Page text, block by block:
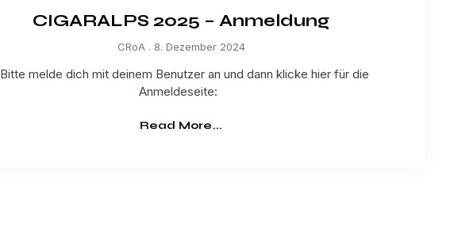
CIGARALPS 2025 – Anmeldung
CRoA 8. Dezember 2024
Bitte melde dich mit deinem Benutzer an und dann klicke hier für die
Anmeldeseite:
Read More...